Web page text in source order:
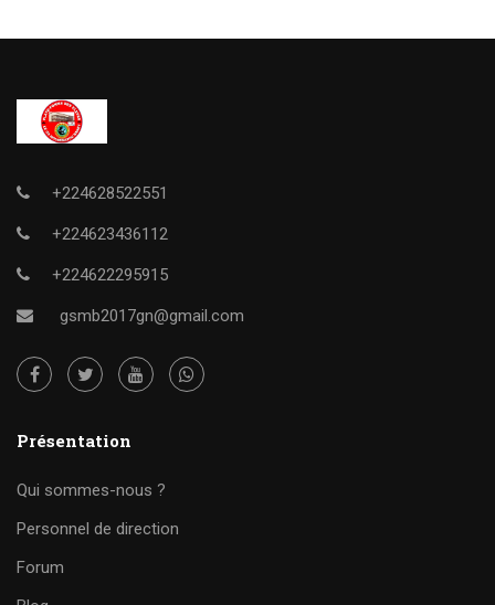
+224628522551
+224623436112
+224622295915
gsmb2017gn@gmail.com
Présentation
Qui sommes-nous ?
Personnel de direction
Forum